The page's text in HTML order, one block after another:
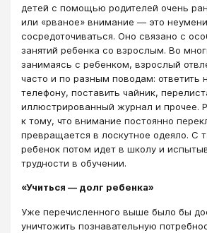
детей с помощью родителей очень
или «рваное» внимание ― это
сосредоточиваться. Оно связано с
занятий ребенка со взрослым. Во
занимаясь с ребенком, взрослый
часто и по разным поводам: ответить
телефону, поставить чайник,
иллюстрированный журнал и прочее.
к тому, что внимание постоянно
превращается в лоскутное одеяло. С
ребенок потом идет в школу и
трудности в обучении.
«Учиться ― долг ребенка»
Уже перечисленного выше было бы
уничтожить познавательную